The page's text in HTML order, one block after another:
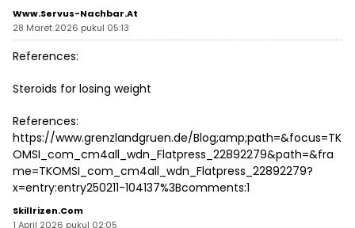
Www.servus-Nachbar.at
28 Maret 2026 pukul 05:13
References:
Steroids for losing weight
References:
https://www.grenzlandgruen.de/Blog;amp;path=&focus=TK
OMSI_com_cm4all_wdn_Flatpress_22892279&path=&fra
me=TKOMSI_com_cm4all_wdn_Flatpress_22892279?
x=entry:entry250211-104137%3Bcomments:1
Skillrizen.com
1 April 2026 pukul 02:05